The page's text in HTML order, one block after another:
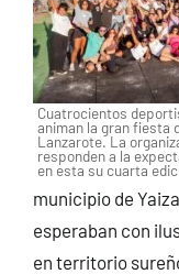
Cuatrocientos
animan la gran fiesta
Lanzarote. La
responden a la
en esta su cuarta
municipio de
esperaban con
en territorio